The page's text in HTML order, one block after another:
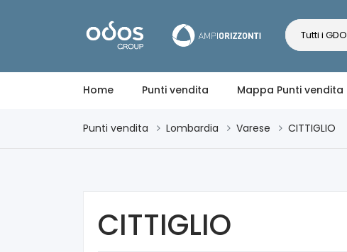
Tutti i GDO
Home Punti vendita Mappa Punti vendita
Punti vendita Lombardia Varese CITTIGLIO
CITTIGLIO